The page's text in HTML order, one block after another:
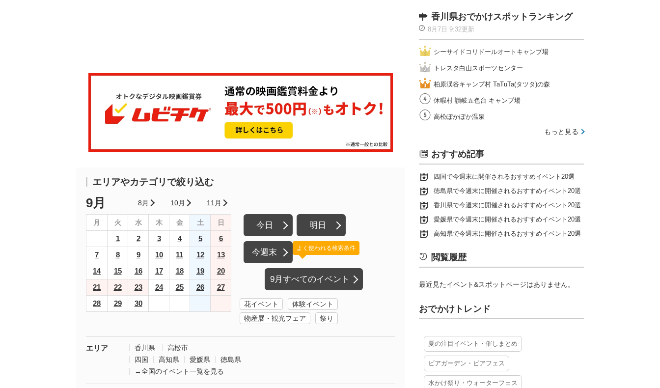
エリアやカテゴリで絞り込む
9月 8月 10月 11月
月 火 水 木 金 土 日
1 2 3 4 5
6
7
8 9 10 11 12
13
14
15 16 17 18 19
20
21
22 23 24 25 26
27
28
29 30
今日 明日
今週末
9月すべてのイベント
よく使われる検索条件
花イベント
体験イベント
物産展・観光フェア
祭り
エリア 香川県
高松市
四国
高知県 愛媛県
徳島県
→全国のイベント一覧を見る
香川県おでかけスポットランキング
8月7日 9:32更新
シーサイドコリドールオートキャンプ場
トレスタ白山スポーツセンター
柏原渓谷キャンプ村 TaTuTa(タツタ)の森
休暇村 讃岐五色台 キャンプ場
高松ぽかぽか温泉
もっと見る
おすすめ記事
四国で今週末に開催されるおすすめイベント20選
徳島県で今週末に開催されるおすすめイベント20選
香川県で今週末に開催されるおすすめイベント20選
愛媛県で今週末に開催されるおすすめイベント20選
高知県で今週末に開催されるおすすめイベント20選
閲覧履歴
最近見たイベント&スポットページはありません。
おでかけトレンド
夏の注目イベント・催しまとめ
ビアガーデン・ビアフェス
水かけ祭り・ウォーターフェス